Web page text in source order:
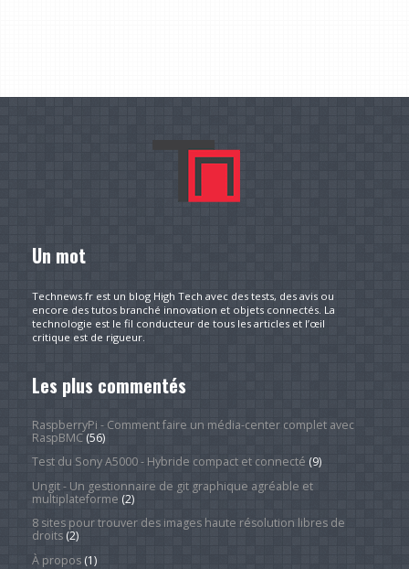
Un mot
Technews.fr est un blog High Tech avec des tests, des avis ou
encore des tutos branché innovation et objets connectés. La
technologie est le fil conducteur de tous les articles et l’œil
critique est de rigueur.
Les plus commentés
RaspberryPi - Comment faire un média-center complet avec
RaspBMC(56)
Test du Sony A5000 - Hybride compact et connecté (9)
Ungit - Un gestionnaire de git graphique agréable et
multiplateforme (2)
8 sites pour trouver des images haute résolution libres de
droits(2)
À propos(1)